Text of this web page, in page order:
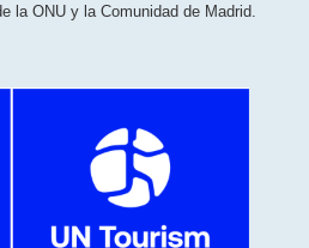
la ONU y la Comunidad de Madrid.